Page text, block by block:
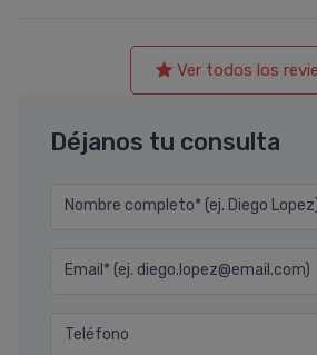
Ver todos los
Déjanos tu consulta
Nombre completo* (ej. Diego
Email* (ej. diego.lopez@email.com)
Teléfono